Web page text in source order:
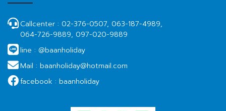
Callcenter : 02-376-0507, 063-187-4989,
064-726-9889, 097-020-9889
line : @baanholiday
Mail : baanholiday@hotmail.com
facebook : baanholiday